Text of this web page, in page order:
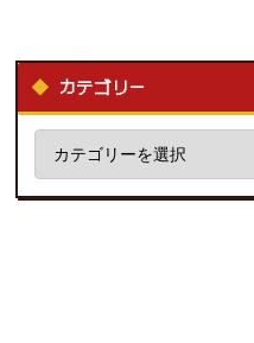
カテゴリー